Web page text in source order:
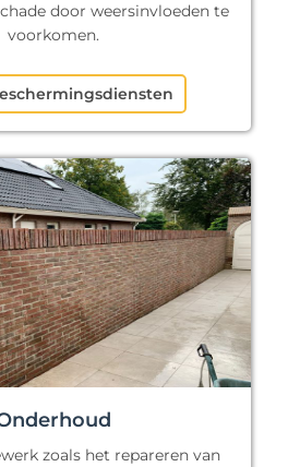
door weersinvloeden te
voorkomen.
zoals het repareren van